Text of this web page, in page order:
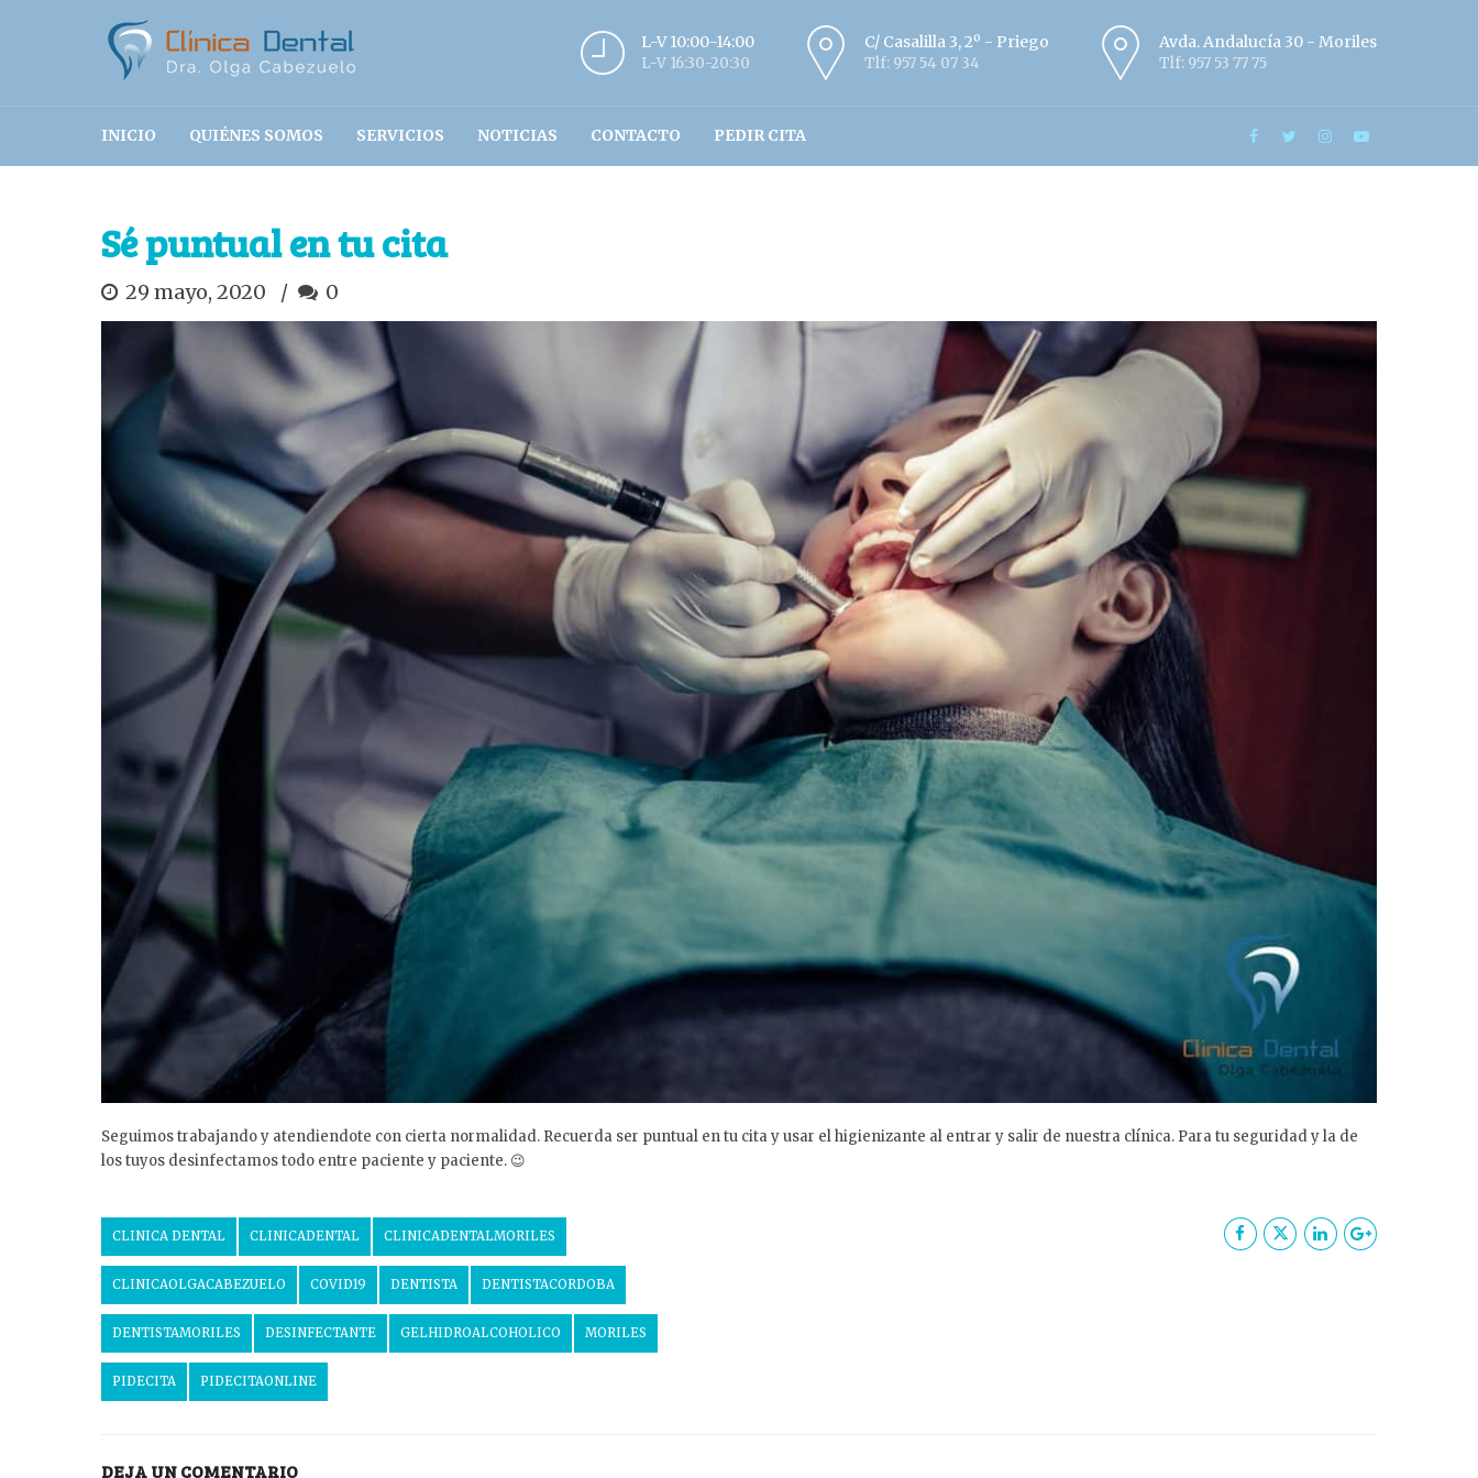
L-V 10:00-14:00
L-V 16:30-20:30
C/ Casalilla 3, 2º - Priego
Tlf: 957 54 07 34
Avda. Andalucía 30 - Moriles
Tlf: 957 53 77 75
INICIO QUIÉNES SOMOS SERVICIOS NOTICIAS CONTACTO PEDIR CITA
Sé puntual en tu cita
29 mayo, 2020 0
Seguimos trabajando y atendiendote con cierta normalidad. Recuerda ser puntual en tu cita y usar el higienizante al entrar y salir de nuestra clínica. Para tu seguridad y la de
los tuyos desinfectamos todo entre paciente y paciente. 😉
CLINICA DENTAL CLINICADENTAL CLINICADENTALMORILES
CLINICAOLGACABEZUELO COVID19 DENTISTA DENTISTACORDOBA
DENTISTAMORILES DESINFECTANTE GELHIDROALCOHOLICO MORILES
PIDECITA PIDECITAONLINE
DEJA UN COMENTARIO